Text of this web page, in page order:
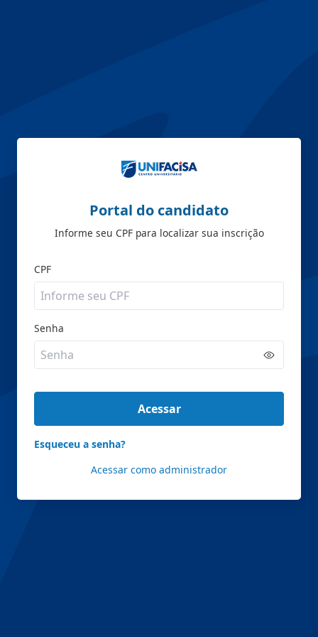
Portal do candidato
Informe seu CPF para localizar sua inscrição
CPF
Senha
Acessar
Esqueceu a senha?
Acessar como administrador